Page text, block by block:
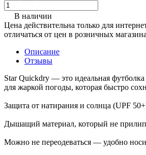
В наличии
Цена действительна только для
отличаться от цен в розничных
Описание
Отзывы
Star Quickdry — это идеальная
для жаркой погоды, которая быстро
Защита от натирания и солнца (UPF
Дышащий материал, который не
Можно не переодеваться — удобно